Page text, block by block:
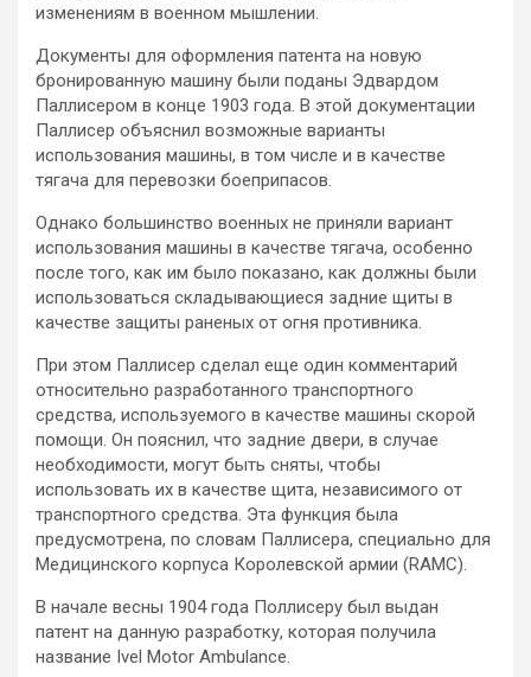
изменениям в военном мышлении.
Документы для оформления патента на новую
бронированную машину были поданы Эдвардом
Паллисером в конце 1903 года. В этой документации
Паллисер объяснил возможные варианты
использования машины, в том числе и в качестве
тягача для перевозки боеприпасов.
Однако большинство военных не приняли вариант
использования машины в качестве тягача, особенно
после того, как им было показано, как должны были
использоваться складывающиеся задние щиты в
качестве защиты раненых от огня противника.
При этом Паллисер сделал еще один комментарий
относительно разработанного транспортного
средства, используемого в качестве машины скорой
помощи. Он пояснил, что задние двери, в случае
необходимости, могут быть сняты, чтобы
использовать их в качестве щита, независимого от
транспортного средства. Эта функция была
предусмотрена, по словам Паллисера, специально для
Медицинского корпуса Королевской армии (RAMC).
В начале весны 1904 года Поллисеру был выдан
патент на данную разработку, которая получила
название Ivel Motor Ambulance.